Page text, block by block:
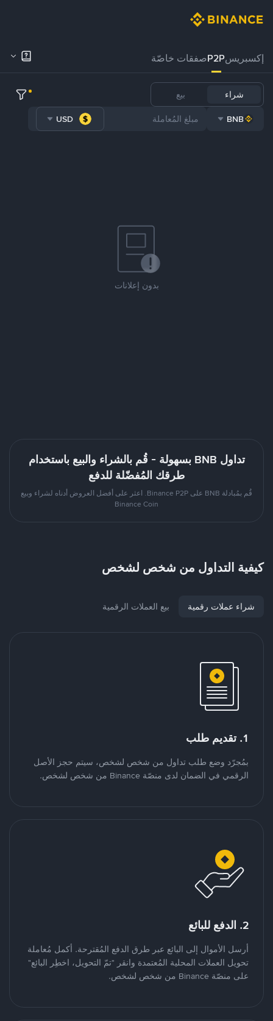
إكسبريسP2Pصفقات خاصّة
شراء بيع
BNB
USD
بدون إعلانات
تداول BNB بسهولة - قُم بالشراء والبيع باستخدام
طرقك المُفضّلة للدفع
قُم بمُبادلة BNB على Binance P2P. اعثر على أفضل العروض أدناه لشراء وبيع
Binance Coin
كيفية التداول من شخص لشخص
شراء عملات رقمية بيع العملات الرقمية
1. تقديم طلب
بمُجرّد وضع طلب تداول من شخص لشخص، سيتم حجز الأصل
الرقمي في الضمان لدى منصّة Binance من شخص لشخص.
2. الدفع للبائع
أرسل الأموال إلى البائع عبر طرق الدفع المُقترحة. أكمل مُعاملة
تحويل العملات المحلية المُعتمدة وانقر "تمّ التحويل، اخطِر البائع"
على منصّة Binance من شخص لشخص.